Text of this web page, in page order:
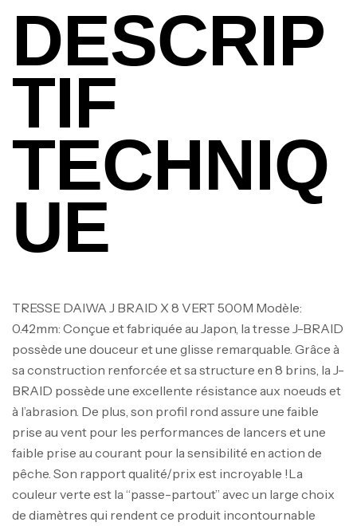
DESCRIP
TIF
TECHNIQ
UE
TRESSE DAIWA J BRAID X 8 VERT 500M Modèle:
0.42mm: Conçue et fabriquée au Japon, la tresse J-BRAID
possède une douceur et une glisse remarquable. Grâce à
sa construction renforcée et sa structure en 8 brins, la J-
BRAID possède une excellente résistance aux noeuds et
à l’abrasion. De plus, son profil rond assure une faible
prise au vent pour les performances de lancers et une
faible prise au courant pour la sensibilité en action de
pêche. Son rapport qualité/prix est incroyable !La
couleur verte est la “passe-partout” avec un large choix
de diamètres qui rendent ce produit incontournable